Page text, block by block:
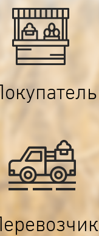
Покупатель
Перевозчик